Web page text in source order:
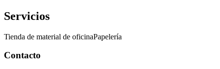
Servicios
Tienda de material de oficinaPapelería
Contacto